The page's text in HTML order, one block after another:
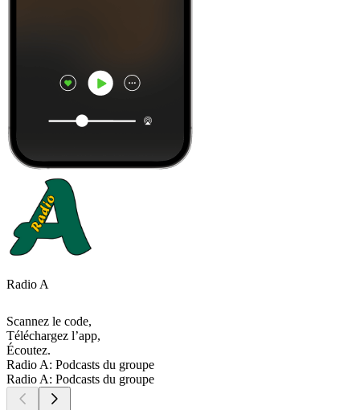
Radio A
Scannez le code,
Téléchargez l’app,
Écoutez.
Radio A: Podcasts du groupe
Radio A: Podcasts du groupe